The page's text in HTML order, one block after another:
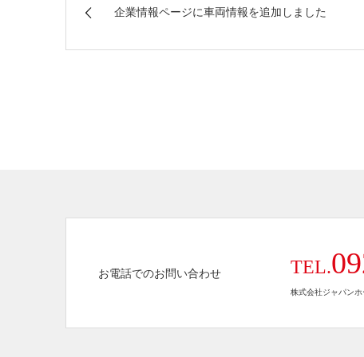
企業情報ページに車両情報を追加しました
お電話でのお問い合わせ TEL.
株式会社ジャパン